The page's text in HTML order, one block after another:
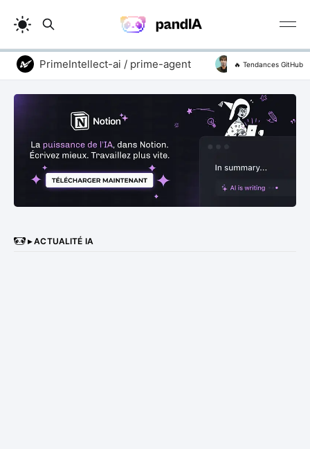
PrimeIntellect-ai / prime-agent addyosmani /
🔥 Tendances GitHub
▸ ACTUALITÉ IA